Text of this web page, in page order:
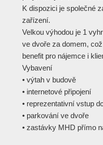
K dispozici je společné
zařízení.
Velkou výhodou je 1
ve dvoře za domem,
benefit pro nájemce i
Vybavení
• výtah v budově
• internetové připojení
• reprezentativní vstup
• parkování ve dvoře
• zastávky MHD přímo